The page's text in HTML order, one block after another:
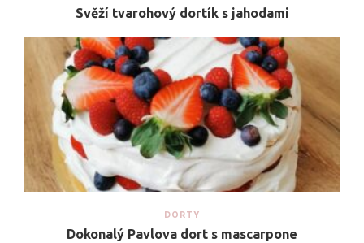
Svěží tvarohový dortík s jahodami
DORTY
Dokonalý Pavlova dort s mascarpone